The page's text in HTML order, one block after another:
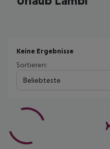
Keine Ergebnisse
Sortieren:
Beliebteste